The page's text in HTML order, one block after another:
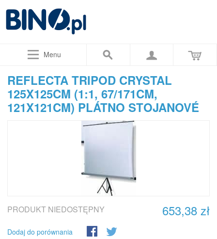
Menu
REFLECTA TRIPOD CRYSTAL
125X125CM (1:1, 67/171CM,
121X121CM) PLÁTNO STOJANOVÉ
653,38 zł
PRODUKT NIEDOSTĘPNY
Dodaj do porównania